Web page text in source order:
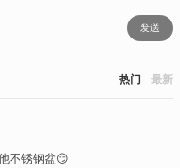
发送
热门 最新
不锈钢盆😏